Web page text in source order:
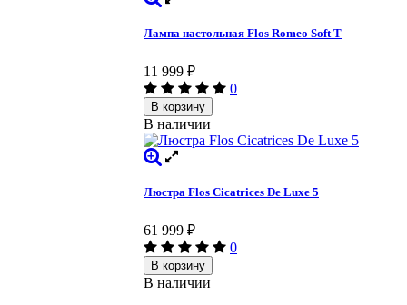
Лампа настольная Flos Romeo Soft T
11 999 ₽
0
В корзину
В наличии
Люстра Flos Cicatrices De Luxe 5
61 999 ₽
0
В корзину
В наличии